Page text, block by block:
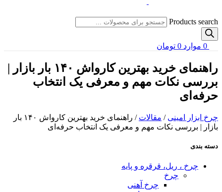
Products search
0 موارد 0 تومان
راهنمای خرید بهترین کارواش ۱۴۰ بار بازار |
بررسی نکات مهم و معرفی یک انتخاب
حرفه‌ای
چرخ ابزار امینی / مقالات /
راهنمای خرید بهترین کارواش ۱۴۰ بار
بازار | بررسی نکات مهم و معرفی یک انتخاب حرفه‌ای
دسته بندی
چرخ ، ریل، قرقره و پایه
چرخ
چرخ آهنی